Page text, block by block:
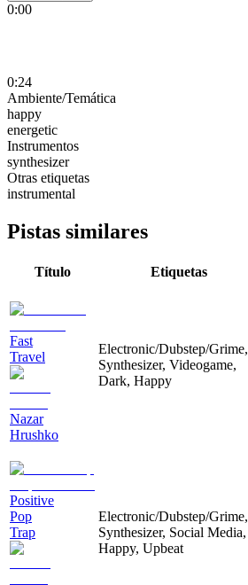
0:00
0:24
Ambiente/Temática
happy
energetic
Instrumentos
synthesizer
Otras etiquetas
instrumental
Pistas similares
Título Etiquetas
Fast
Travel
Nazar
Hrushko
Electronic/Dubstep/Grime,
Synthesizer, Videogame,
Dark, Happy
Positive
Pop
Trap
Electronic/Dubstep/Grime,
Synthesizer, Social Media,
Happy, Upbeat